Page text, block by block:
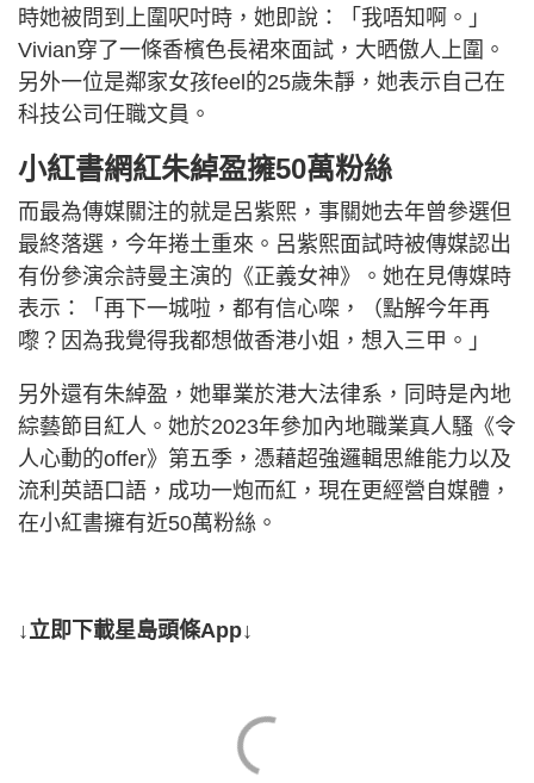
時她被問到上圍呎吋時，她即說：「我唔知啊。」
Vivian穿了一條香檳色長裙來面試，大晒傲人上圍。
另外一位是鄰家女孩feel的25歲朱靜，她表示自己在
科技公司任職文員。
小紅書網紅朱綽盈擁50萬粉絲
而最為傳媒關注的就是呂紫熙，事關她去年曾參選但
最終落選，今年捲土重來。呂紫熙面試時被傳媒認出
有份參演佘詩曼主演的《正義女神》。她在見傳媒時
表示：「再下一城啦，都有信心㗎，（點解今年再
嚟？因為我覺得我都想做香港小姐，想入三甲。」
另外還有朱綽盈，她畢業於港大法律系，同時是內地
綜藝節目紅人。她於2023年參加內地職業真人騷《令
人心動的offer》第五季，憑藉超強邏輯思維能力以及
流利英語口語，成功一炮而紅，現在更經營自媒體，
在小紅書擁有近50萬粉絲。
↓立即下載星島頭條App↓